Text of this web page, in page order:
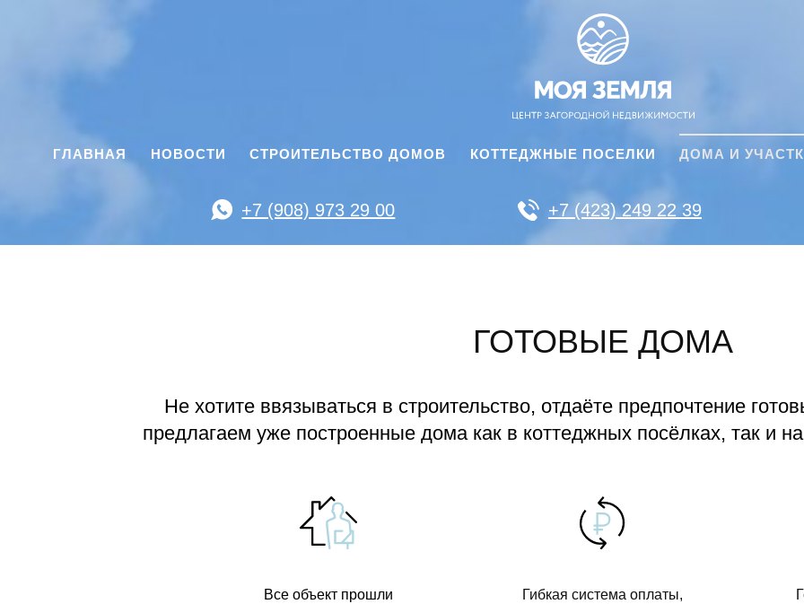
ГЛАВНАЯ НОВОСТИ СТРОИТЕЛЬСТВО ДОМОВ КОТТЕДЖНЫЕ ПОСЕЛКИ ДОМА И
+7 (908) 973 29 00 +7 (423) 249 22 39
ГОТОВЫЕ ДОМА
Не хотите ввязываться в строительство, отдаёте предпочтение
предлагаем уже построенные дома как в коттеджных посёлках, так и
Все объект прошли
Гибкая система оплаты,